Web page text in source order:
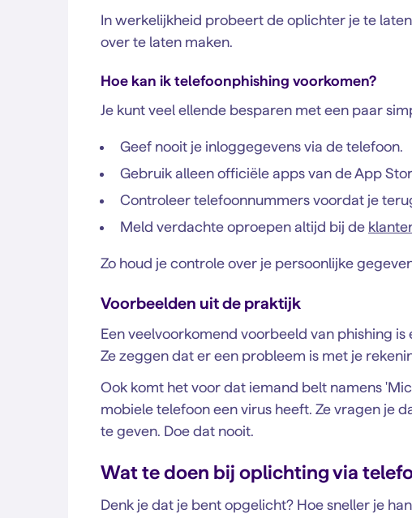
In werkelijkheid probeert de oplichter je te
over te laten maken.
Hoe kan ik telefoonphishing voorkomen?
Je kunt veel ellende besparen met een paar
Geef nooit je inloggegevens via de telefoon.
Gebruik alleen officiële apps van de App
Controleer telefoonnummers voordat je
Meld verdachte oproepen altijd bij de
Zo houd je controle over je persoonlijke
Voorbeelden uit de praktijk
Een veelvoorkomend voorbeeld van phishing
Ze zeggen dat er een probleem is met je
Ook komt het voor dat iemand belt namens
mobiele telefoon een virus heeft. Ze vragen je
te geven. Doe dat nooit.
Wat te doen bij oplichting via
Denk je dat je bent opgelicht? Hoe sneller je